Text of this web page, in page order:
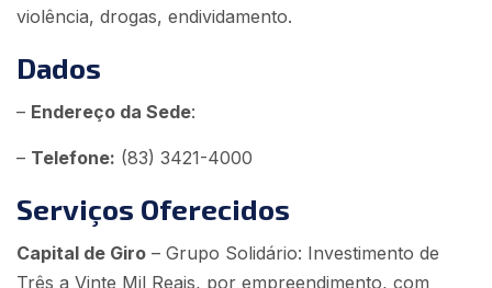
violência, drogas, endividamento.
Dados
– Endereço da Sede:
– Telefone: (83) 3421-4000
Serviços Oferecidos
Capital de Giro – Grupo Solidário: Investimento de
Três a Vinte Mil Reais, por empreendimento, com